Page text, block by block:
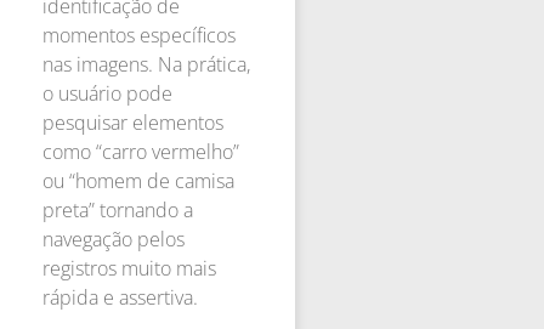
identificação de
momentos específicos
nas imagens. Na prática,
o usuário pode
pesquisar elementos
como “carro vermelho”
ou “homem de camisa
preta” tornando a
navegação pelos
registros muito mais
rápida e assertiva.